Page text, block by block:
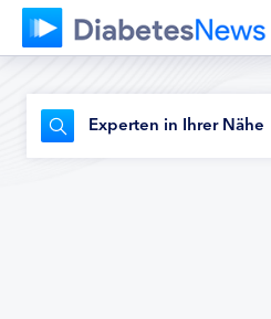
Experten in Ihrer Nähe